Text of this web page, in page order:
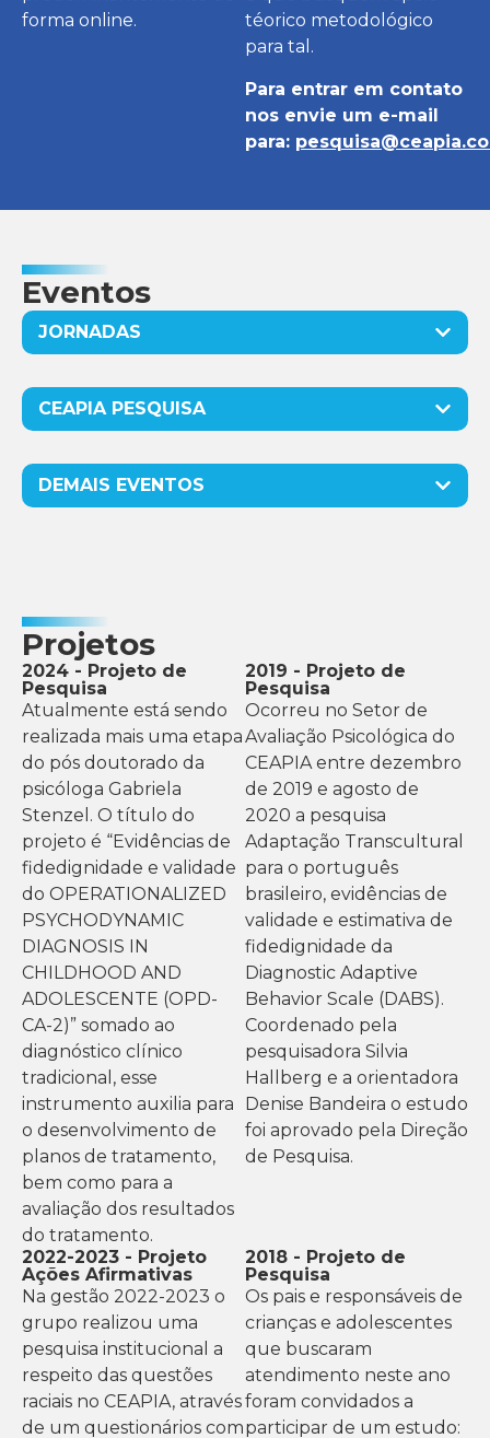
forma online.
téorico metodológico
para tal.
Para entrar em contato
nos envie um e-mail
para:
Eventos
JORNADAS
CEAPIA PESQUISA
DEMAIS EVENTOS
Projetos
2024 - Projeto de
Pesquisa
Atualmente está sendo
realizada mais uma etapa
do pós doutorado da
psicóloga Gabriela
Stenzel. O título do
projeto é “Evidências de
fidedignidade e validade
do OPERATIONALIZED
PSYCHODYNAMIC
DIAGNOSIS IN
CHILDHOOD AND
ADOLESCENTE (OPD-
CA-2)” somado ao
diagnóstico clínico
tradicional, esse
instrumento auxilia para
o desenvolvimento de
planos de tratamento,
bem como para a
avaliação dos resultados
do tratamento.
2019 - Projeto de
Pesquisa
Ocorreu no Setor de
Avaliação Psicológica do
CEAPIA entre dezembro
de 2019 e agosto de
2020 a pesquisa
Adaptação Transcultural
para o português
brasileiro, evidências de
validade e estimativa de
fidedignidade da
Diagnostic Adaptive
Behavior Scale (DABS).
Coordenado pela
pesquisadora Silvia
Hallberg e a orientadora
Denise Bandeira o estudo
foi aprovado pela Direção
de Pesquisa.
2022-2023 - Projeto
Ações Afirmativas
Na gestão 2022-2023 o
grupo realizou uma
pesquisa institucional a
respeito das questões
raciais no CEAPIA, através
de um questionários com
2018 - Projeto de
Pesquisa
Os pais e responsáveis de
crianças e adolescentes
que buscaram
atendimento neste ano
foram convidados a
participar de um estudo: